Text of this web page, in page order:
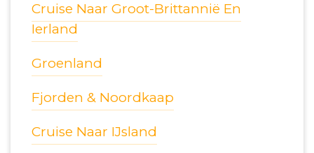
Cruise Naar Groot-Brittannië En
Ierland
Groenland
Fjorden & Noordkaap
Cruise Naar IJsland